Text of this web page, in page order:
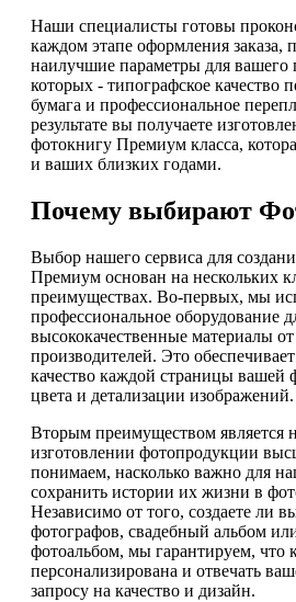
Наши специалисты готовы
каждом этапе оформления заказа,
наилучшие параметры для вашего
которых - типографское качество
бумага и профессиональное
результате вы получаете
фотокнигу Премиум класса,
и ваших близких годами.
Почему выбирают
Выбор нашего сервиса для
Премиум основан на нескольких
преимуществах. Во-первых, мы
профессиональное оборудование
высококачественные материалы
производителей. Это
качество каждой страницы вашей
цвета и детализации изображений.
Вторым преимуществом является
изготовлении фотопродукции
понимаем, насколько важно для
сохранить истории их жизни в
Независимо от того, создаете ли
фотографов, свадебный альбом
фотоальбом, мы гарантируем, что
персонализирована и отвечать
запросу на качество и дизайн.